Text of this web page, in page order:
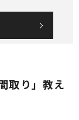
取り」教え